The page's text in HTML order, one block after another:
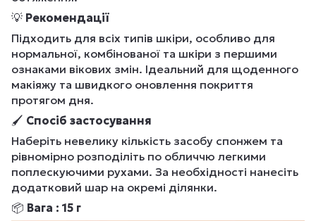
💡 Рекомендації
Підходить для всіх типів шкіри, особливо для
нормальної, комбінованої та шкіри з першими
ознаками вікових змін. Ідеальний для щоденного
макіяжу та швидкого оновлення покриття
протягом дня.
🖌 Спосіб застосування
Наберіть невелику кількість засобу спонжем та
рівномірно розподіліть по обличчю легкими
поплескуючими рухами. За необхідності нанесіть
додатковий шар на окремі ділянки.
📦 Вага : 15 г